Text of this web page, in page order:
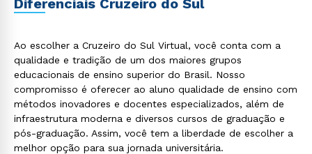
Diferenciais Cruzeiro do Sul
Ao escolher a Cruzeiro do Sul Virtual, você conta com a
qualidade e tradição de um dos maiores grupos
educacionais de ensino superior do Brasil. Nosso
compromisso é oferecer ao aluno qualidade de ensino com
métodos inovadores e docentes especializados, além de
infraestrutura moderna e diversos cursos de graduação e
pós-graduação. Assim, você tem a liberdade de escolher a
melhor opção para sua jornada universitária.
Rápido e fácil
WhatsApp
ou